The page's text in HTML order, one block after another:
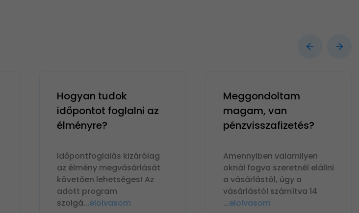
Hogyan tudok
időpontot foglalni az
élményre?
Időpontfoglalás kizárólag
az élmény megvásárlását
követően lehetséges! Az
adott program
szolgá...elolvasom
Meggondoltam
magam, van
pénzvisszafizetés?
Amennyiben valamilyen
oknál fogva szeretnél elállni
a vásárlástól, úgy a
vásárlástól számítva 14
...elolvasom